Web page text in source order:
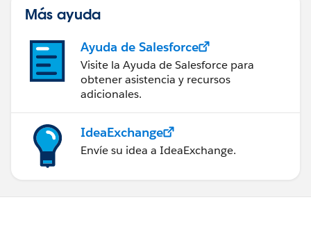
Más ayuda
Ayuda de Salesforce
Visite la Ayuda de Salesforce para
obtener asistencia y recursos
adicionales.
IdeaExchange
Envíe su idea a IdeaExchange.